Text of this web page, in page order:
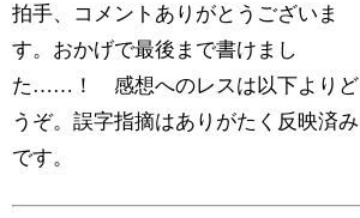
拍手、コメントありがとうございま
す。おかげで最後まで書けまし
た……！ 感想へのレスは以下よりど
うぞ。誤字指摘はありがたく反映済み
です。